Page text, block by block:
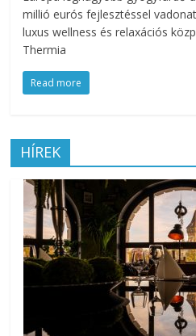
az
esküvőjüket
tervezgető
kisasszonyoknak.
millió eurós fejlesztéssel
luxus wellness és relaxációs
Thermia
Read more
HÍREK